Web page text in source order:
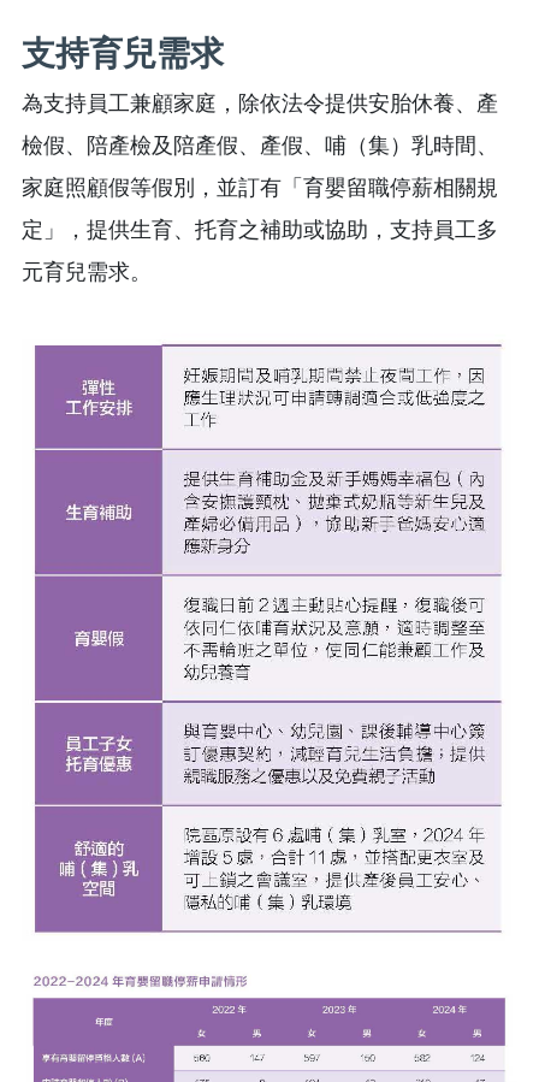
支持育兒需求
為支持員工兼顧家庭，除依法令提供安胎休養、產
檢假、陪產檢及陪產假、產假、哺（集）乳時間、
家庭照顧假等假別，並訂有「育嬰留職停薪相關規
定」，提供生育、托育之補助或協助，支持員工多
元育兒需求。